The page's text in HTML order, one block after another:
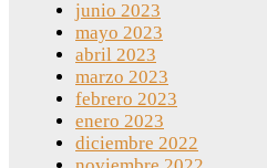
junio 2023
mayo 2023
abril 2023
marzo 2023
febrero 2023
enero 2023
diciembre 2022